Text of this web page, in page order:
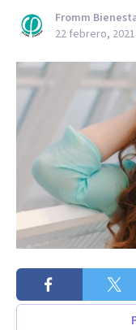
Fromm
22 febrero, 2021